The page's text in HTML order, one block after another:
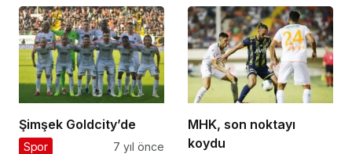
Şimşek Goldcity’de
Spor 7 yıl önce
MHK, son noktayı
koydu